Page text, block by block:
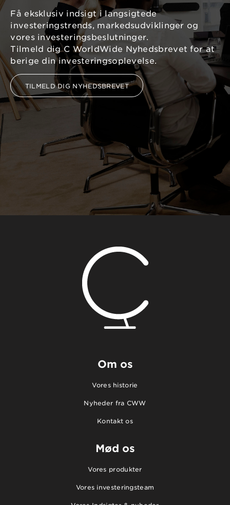
Få eksklusiv indsigt i langsigtede
investeringstrends, markedsudviklinger og
vores investeringsbeslutninger.
Tilmeld dig C WorldWide Nyhedsbrevet for at
berige din investeringsoplevelse.
TILMELD DIG NYHEDSBREVET
Om os
Vores historie
Nyheder fra CWW
Kontakt os
Mød os
Vores produkter
Vores investeringsteam